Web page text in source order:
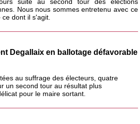
Nous nous sommes entretenu avec ce
dont il s'agit.
Degallaix en ballotage défavorable
au suffrage des électeurs, quatre
un second tour au résultat plus
pour le maire sortant.